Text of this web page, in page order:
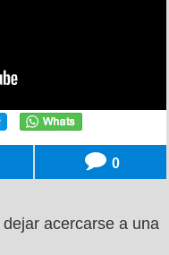
0
acercarse a una